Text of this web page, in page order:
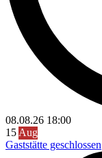
08.08.26 18:00
15Aug
Gaststätte geschlossen